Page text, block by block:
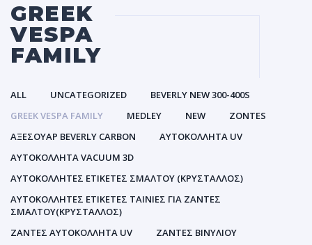
GREEK
VESPA
FAMILY
ALL UNCATEGORIZED
BEVERLY NEW 300-400S
GREEK VESPA FAMILY
MEDLEY NEW
ZONTES
ΑΞΕΣΟΥΑΡ BEVERLY CARBON
ΑΥΤΟΚΌΛΛΗΤΑ UV
ΑΥΤΟΚΌΛΛΗΤΑ VACUUM 3D
ΑΥΤΟΚΌΛΛΗΤΕΣ ΕΤΙΚΈΤΕΣ ΣΜΆΛΤΟΥ (ΚΡΥΣΤΑΛΛΟΣ)
ΑΥΤΟΚΌΛΛΗΤΕΣ ΕΤΙΚΈΤΕΣ ΤΑΙΝΊΕΣ ΓΙΑ ΖΆΝΤΕΣ
ΣΜΆΛΤΟΥ(ΚΡΎΣΤΑΛΛΟΣ)
ΖΆΝΤΕΣ ΑΥΤΟΚΌΛΛΗΤΑ UV
ΖΆΝΤΕΣ ΒΙΝΥΛΊΟΥ